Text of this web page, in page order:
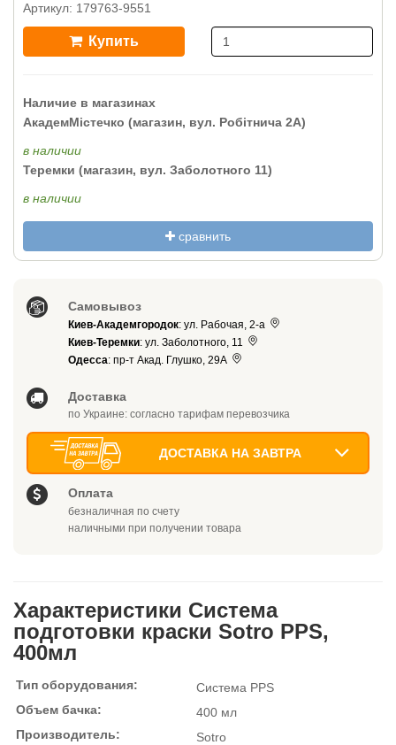
Артикул: 179763-9551
Купить
Наличие в магазинах
АкадемМістечко (магазин, вул. Робітнича 2А)
в наличии
Теремки (магазин, вул. Заболотного 11)
в наличии
сравнить
Самовывоз
Киев-Академгородок: ул. Рабочая, 2-а
Киев-Теремки: ул. Заболотного, 11
Одесса: пр-т Акад. Глушко, 29А
Доставка
по Украине: согласно тарифам перевозчика
ДОСТАВКА НА ЗАВТРА
Оплата
безналичная по счету
наличными при получении товара
Характеристики Система
подготовки краски Sotro PPS,
400мл
Тип оборудования:
Система PPS
Объем бачка:
400 мл
Производитель:
Sotro